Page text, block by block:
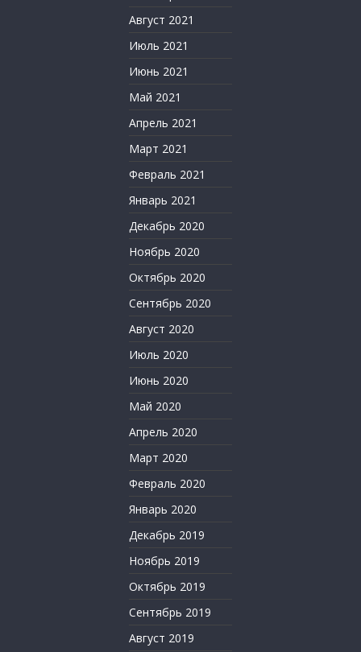
Август 2021
Июль 2021
Июнь 2021
Май 2021
Апрель 2021
Март 2021
Февраль 2021
Январь 2021
Декабрь 2020
Ноябрь 2020
Октябрь 2020
Сентябрь 2020
Август 2020
Июль 2020
Июнь 2020
Май 2020
Апрель 2020
Март 2020
Февраль 2020
Январь 2020
Декабрь 2019
Ноябрь 2019
Октябрь 2019
Сентябрь 2019
Август 2019